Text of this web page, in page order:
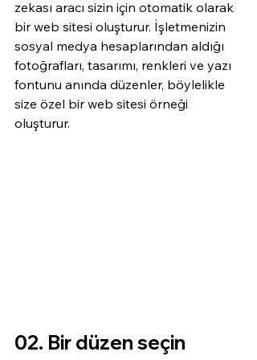
zekası aracı sizin için otomatik olarak
bir web sitesi oluşturur. İşletmenizin
sosyal medya hesaplarından aldığı
fotoğrafları, tasarımı, renkleri ve yazı
fontunu anında düzenler, böylelikle
size özel bir web sitesi örneği
oluşturur.
02. Bir düzen seçin